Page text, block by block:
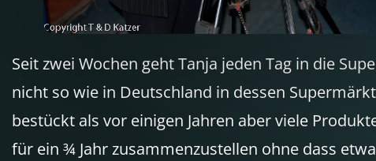
Seit zwei Wochen geht Tanja jeden Tag in die
nicht so wie in Deutschland in dessen
bestückt als vor einigen Jahren aber viele
für ein ¾ Jahr zusammenzustellen ohne dass